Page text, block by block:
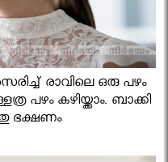
രാവിലെ ഒരു പഴം
പഴം കഴിയ്ക്കാം. ബാക്കി
ഭക്ഷണം